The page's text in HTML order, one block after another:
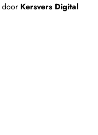
door Kersvers Digital